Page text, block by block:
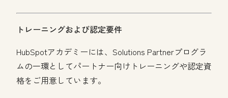
トレーニングおよび認定要件
HubSpotアカデミーには、Solutions Partnerプログラ
ムの一環としてパートナー向けトレーニングや認定資
格をご用意しています。